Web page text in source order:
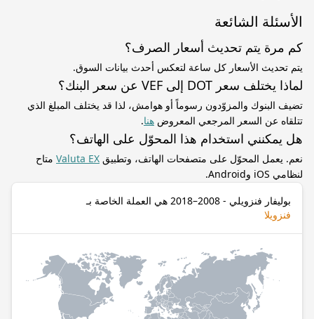
الأسئلة الشائعة
كم مرة يتم تحديث أسعار الصرف؟
يتم تحديث الأسعار كل ساعة لتعكس أحدث بيانات السوق.
لماذا يختلف سعر DOT إلى VEF عن سعر البنك؟
تضيف البنوك والمزوّدون رسوماً أو هوامش، لذا قد يختلف المبلغ الذي
تتلقاه عن السعر المرجعي المعروض هنا.
هل يمكنني استخدام هذا المحوّل على الهاتف؟
نعم. يعمل المحوّل على متصفحات الهاتف، وتطبيق Valuta EX متاح
لنظامي iOS وAndroid.
بوليفار فنزويلي - 2008–2018 هي العملة الخاصة بـ
فنزويلا